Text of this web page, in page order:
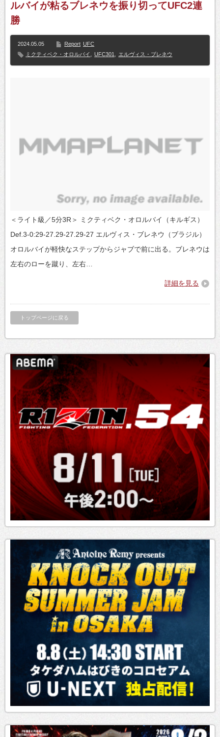
ルバイが粘るブレネウを振り切ってUFC2連
勝
2024.05.05 Report UFC
ミクティベク・オロルバイ
UFC301 エルヴィス・ブレネウ
＜ライト級／5分3R＞ ミクティベク・オロルバイ（キルギス）
Def.3-0:29-27.29-27.29-27 エルヴィス・ブレネウ（ブラジル）
オロルバイが軽快なステップからジャブで前に出る。ブレネウは
左右のローを蹴り、左右…
詳細を見る
トップページに戻る